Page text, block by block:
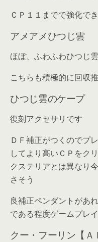
ＣＰ１１までで強化で
アメアメひつじ雲
ほぼ、ふわふわひつじ
こちらも積極的に回収
ひつじ雲のケープ
復刻アクセサリです
ＤＦ補正がつくのでプ
してより高いＣＰをク
クステリアとは異なり
さそう
良補正ペンダントがあ
である程度ゲームプレ
クー・フーリン【Ａ